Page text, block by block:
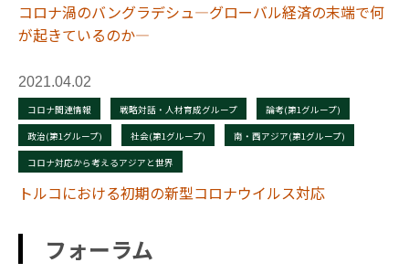
コロナ渦のバングラデシュ―グローバル経済の末端で何
が起きているのか―
2021.04.02
コロナ関連情報 戦略対話・人材育成グループ 論考(第1グループ)
政治(第1グループ) 社会(第1グループ) 南・西アジア(第1グループ)
コロナ対応から考えるアジアと世界
トルコにおける初期の新型コロナウイルス対応
フォーラム